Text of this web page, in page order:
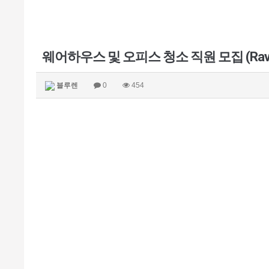
웨어하우스 및 오피스 청소 직원 모집
블루렌 0 454